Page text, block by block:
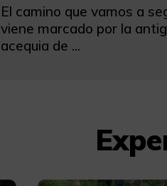
El camino que vamos a
viene marcado por la
acequia de ...